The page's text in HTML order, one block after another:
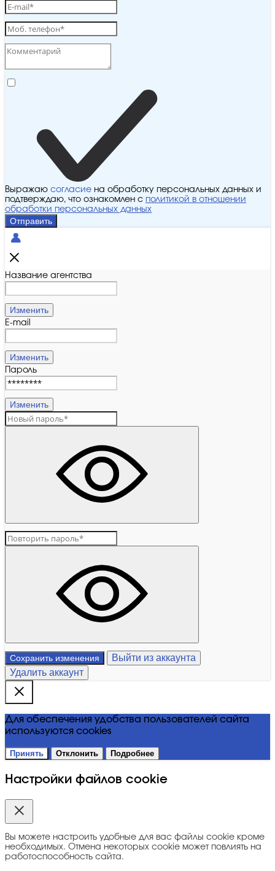
Выражаю согласие на обработку персональных данных и
подтверждаю, что ознакомлен с политикой в отношении
обработки персональных данных
Отправить
Название агентства
Изменить
E-mail
Изменить
Пароль
Изменить
Сохранить изменения
Выйти из аккаунта
Удалить аккаунт
Для обеспечения удобства пользователей сайта
используются cookies
Принять Отклонить Подробнее
Настройки файлов cookie
Вы можете настроить удобные для вас файлы cookie кроме
необходимых. Отмена некоторых cookie может повлиять на
работоспособность сайта.